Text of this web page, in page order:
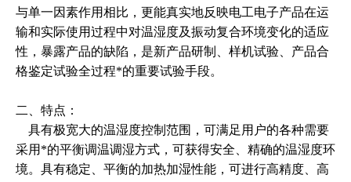
与单一因素作用相比，更能真实地反映电工电子产品在运
输和实际使用过程中对温湿度及振动复合环境变化的适应
性，暴露产品的缺陷，是新产品研制、样机试验、产品合
格鉴定试验全过程*的重要试验手段。
二、 特点：
具有极宽大的温湿度控制范围，可满足用户的各种需要
采用*的平衡调温调湿方式，可获得安全、精确的温湿度环
境。具有稳定、平衡的加热加湿性能，可进行高精度、高